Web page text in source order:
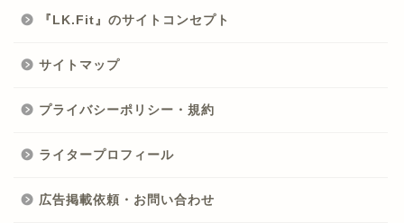
『LK.Fit』のサイトコンセプト
サイトマップ
プライバシーポリシー・規約
ライタープロフィール
広告掲載依頼・お問い合わせ